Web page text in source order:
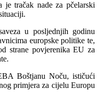
je tračak nade za pčelarski
u posljednjih godinu
europske politike te,
strane povjerenika EU za
Boštjanu Noču, ističući
primjera za cijelu Europu